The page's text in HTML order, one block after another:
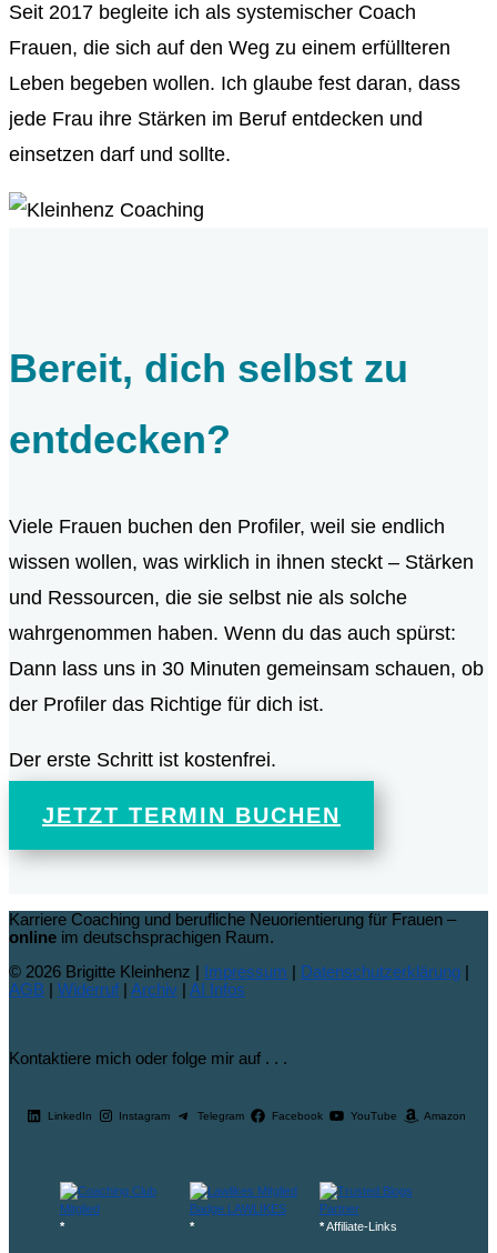
Seit 2017 begleite ich als systemischer Coach
Frauen, die sich auf den Weg zu einem erfüllteren
Leben begeben wollen. Ich glaube fest daran, dass
jede Frau ihre Stärken im Beruf entdecken und
einsetzen darf und sollte.
Bereit, dich selbst zu
entdecken?
Viele Frauen buchen den Profiler, weil sie endlich
wissen wollen, was wirklich in ihnen steckt – Stärken
und Ressourcen, die sie selbst nie als solche
wahrgenommen haben. Wenn du das auch spürst:
Dann lass uns in 30 Minuten gemeinsam schauen, ob
der Profiler das Richtige für dich ist.
Der erste Schritt ist kostenfrei.
JETZT TERMIN BUCHEN
Karriere Coaching und berufliche Neuorientierung für Frauen –
online im deutschsprachigen Raum.
© 2026 Brigitte Kleinhenz | Impressum | Datenschutzerklärung |
AGB | Widerruf | Archiv | AI Infos
Kontaktiere mich oder folge mir auf . . .
LinkedIn Instagram Telegram Facebook YouTube Amazon
* * *Affiliate-Links